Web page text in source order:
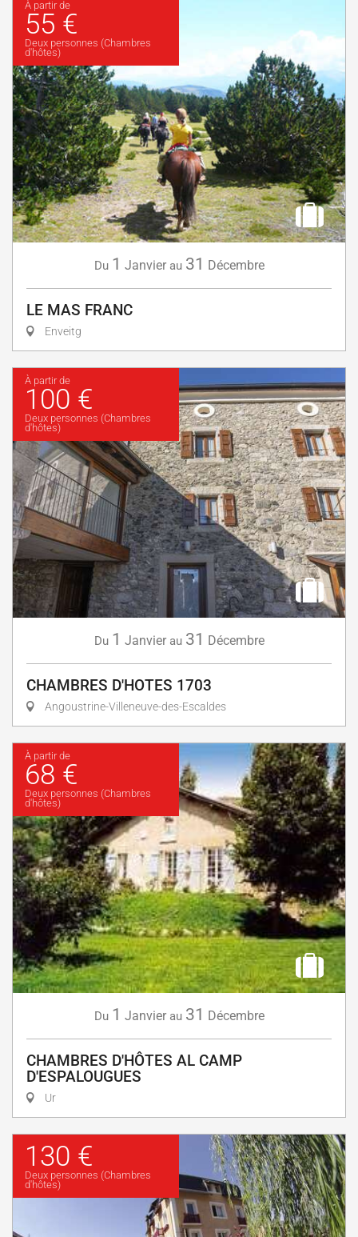
À partir de
55 €
Deux personnes (Chambres
d'hôtes)
Du 1 Janvier au 31 Décembre
LE MAS FRANC
Enveitg
À partir de
100 €
Deux personnes (Chambres
d'hôtes)
Du 1 Janvier au 31 Décembre
CHAMBRES D'HOTES 1703
Angoustrine-Villeneuve-des-Escaldes
À partir de
68 €
Deux personnes (Chambres
d'hôtes)
Du 1 Janvier au 31 Décembre
CHAMBRES D'HÔTES AL CAMP
D'ESPALOUGUES
Ur
130 €
Deux personnes (Chambres
d'hôtes)